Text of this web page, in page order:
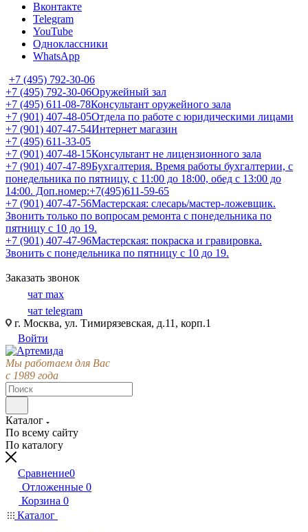
Вконтакте
Telegram
YouTube
Одноклассники
WhatsApp
+7 (495) 792-30-06
+7 (495) 792-30-06Оружейный зал
+7 (495) 611-08-78Консультант оружейного зала
+7 (901) 407-48-05Отдела по работе с юридическими лицами
+7 (901) 407-47-54Интернет магазин
+7 (495) 611-33-05
+7 (901) 407-48-15Консультант не лицензионного зала
+7 (901) 407-47-89Бухгалтерия. Время работы бухгалтерии, с
понедельника по пятницу, с 11:00 до 18:00, обед с 13:00 до
14:00. Доп.номер:+7(495)611-59-65
+7 (901) 407-47-56Мастерская: слесарь/мастер-ложевщик.
Звонить только по вопросам ремонта с понедельника по
пятницу с 10 до 19.
+7 (901) 407-47-96Мастерская: покраска и гравировка.
Звонить с понедельника по пятницу с 10 до 19.
Заказать звонок
чат max
чат telegram
г. Москва, ул. Тимирязевская, д.11, корп.1
Войти
Мы работаем для Вас
с 1989 года
Каталог
По всему сайту
По каталогу
Сравнение0
Отложенные 0
Корзина 0
Каталог